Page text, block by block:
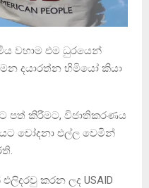
වහාම එම ධුරයෙන්
දයාරත්න හිමියෝ කියා
පත් කිරීමට, විජාතිකරණය
චෝදනා එල්ල වෙමින්
කරන ලද USAID